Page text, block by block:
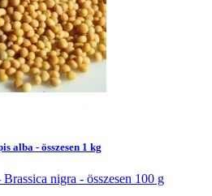
alba - összesen 1 kg